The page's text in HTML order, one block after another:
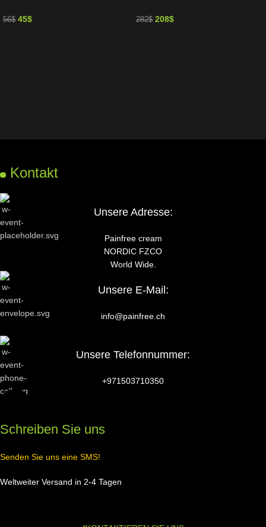
56$ 45$ 282$ 208$
Kontakt
Unsere Adresse:
Painfree cream
NORDIC FZCO
World Wide.
Unsere E-Mail:
info@painfree.ch
Unsere Telefonnummer:
+971503710350
Schreiben Sie uns
Senden Sie uns eine SMS!
Weltweiter Versand in 2-4 Tagen